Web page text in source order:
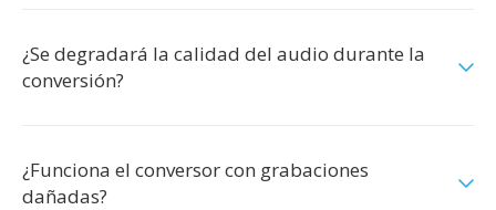
¿Se degradará la calidad del audio durante la
conversión?
¿Funciona el conversor con grabaciones
dañadas?